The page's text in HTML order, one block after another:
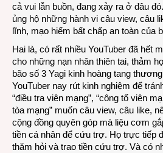
cả vui lẫn buồn, đang xảy ra ở đâu
ủng hộ những hành vi câu view, câu
lĩnh, mạo hiểm bất chấp an toàn của
Hai là, có rất nhiều YouTuber đã hết
cho những nạn nhân thiên tai, thảm
bão số 3 Yagi kinh hoàng tang
YouTuber nay rút kinh nghiệm để
“điều tra viên mạng”, “công tố viên
tòa mạng” muốn câu view, câu like,
cộng đồng quyên góp mà liệu cơm
tiền cá nhân để cứu trợ. Họ trực tiếp
thăm hỏi và trao tiền cứu trợ. Và có